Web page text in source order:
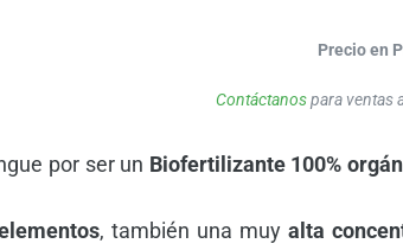
Precio en
Contáctanospara ventas
por ser un Biofertilizante 100%
, también una muyalta